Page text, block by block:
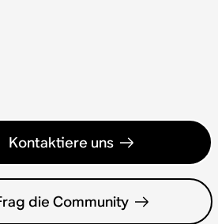
Kontaktiere uns
die Community